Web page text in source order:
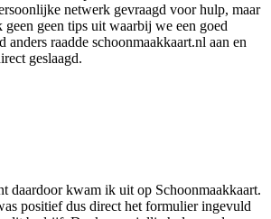
netwerk gevraagd voor hulp, maar
geen tips uit waarbij we een goed
anders raadde schoonmaakkaart.nl aan en
geslaagd.
daardoor kwam ik uit op Schoonmaakkaart.
positief dus direct het formulier ingevuld